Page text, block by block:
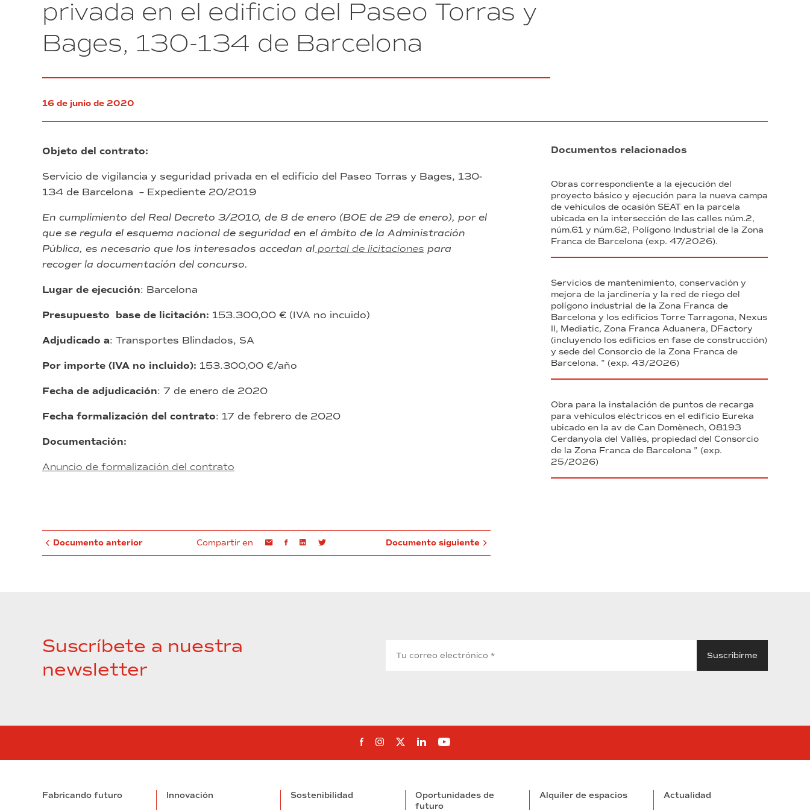
privada en el edificio del Paseo Torras y
Bages, 130-134 de Barcelona
16 de junio de 2020
Objeto del contrato:
Servicio de vigilancia y seguridad privada en el edificio del Paseo Torras y Bages, 130-
134 de Barcelona – Expediente 20/2019
En cumplimiento del Real Decreto 3/2010, de 8 de enero (BOE de 29 de enero), por el
que se regula el esquema nacional de seguridad en el ámbito de la Administración
Pública, es necesario que los interesados accedan al portal de licitaciones para
recoger la documentación del concurso.
Lugar de ejecución: Barcelona
Presupuesto base de licitación: 153.300,00 € (IVA no incuido)
Adjudicado a: Transportes Blindados, SA
Por importe (IVA no incluido): 153.300,00 €/año
Fecha de adjudicación: 7 de enero de 2020
Fecha formalización del contrato: 17 de febrero de 2020
Documentación:
Anuncio de formalización del contrato
del
Polígono
Industrial
de
Barcelona
Documento anterior Compartir en EmailFacebookLinkedin
de
la
Franca
Documento siguiente
Documentos relacionados
Obras correspondiente a la ejecución del
proyecto básico y ejecución para la nueva campa
de vehículos de ocasión SEAT en la parcela
ubicada en la intersección de las calles núm.2,
núm.61 y núm.62, Polígono Industrial de la Zona
Franca de Barcelona (exp. 47/2026).
Servicios de mantenimiento, conservación y
mejora de la jardinería y la red de riego del
polígono industrial de la Zona Franca de
Barcelona y los edificios Torre Tarragona, Nexus
II, Mediatic, Zona Franca Aduanera, DFactory
(incluyendo los edificios en fase de construcción)
y sede del Consorcio de la Zona Franca de
Barcelona. ” (exp. 43/2026)
Obra para la instalación de puntos de recarga
para vehículos eléctricos en el edificio Eureka
ubicado en la av de Can Domènech, 08193
Cerdanyola del Vallès, propiedad del Consorcio
de la Zona Franca de Barcelona ” (exp.
25/2026)
Suscríbete a nuestra
newsletter
Síguenos en Facebook
Síguenos en Instagram
Síguenos en Twitter
Síguenos en Linkedin
Síguenos en Youtube
Fabricando futuro Innovación Sostenibilidad
Oportunidades de
futuro
Alquiler de espacios Actualidad